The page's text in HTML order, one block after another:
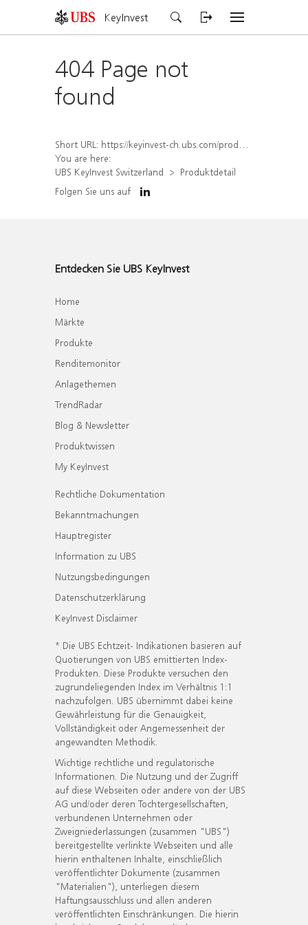
KeyInvest
404 Page not
found
Short URL: https://keyinvest-ch.ubs.com/produkt/detail/index/isin/CH1567392225
You are here:
UBS KeyInvest Switzerland
Produktdetail
Folgen Sie uns auf
Entdecken Sie UBS KeyInvest
Home
Märkte
Produkte
Renditemonitor
Anlagethemen
TrendRadar
Blog & Newsletter
Produktwissen
My KeyInvest
Rechtliche Dokumentation
Bekanntmachungen
Hauptregister
Information zu UBS
Nutzungsbedingungen
Datenschutzerklärung
KeyInvest Disclaimer
* Die UBS Echtzeit- Indikationen basieren auf
Quotierungen von UBS emittierten Index-
Produkten. Diese Produkte versuchen den
zugrundeliegenden Index im Verhältnis 1:1
nachzufolgen. UBS übernimmt dabei keine
Gewährleistung für die Genauigkeit,
Vollständigkeit oder Angemessenheit der
angewandten Methodik.
Wichtige rechtliche und regulatorische
Informationen. Die Nutzung und der Zugriff
auf diese Webseiten oder andere von der UBS
AG und/oder deren Tochtergesellschaften,
verbundenen Unternehmen oder
Zweigniederlassungen (zusammen "UBS")
bereitgestellte verlinkte Webseiten und alle
hierin enthaltenen Inhalte, einschließlich
veröffentlichter Dokumente (zusammen
"Materialien"), unterliegen diesem
Haftungsausschluss und allen anderen
veröffentlichten Einschränkungen. Die hierin